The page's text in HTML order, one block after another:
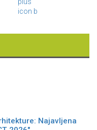
Najavljena